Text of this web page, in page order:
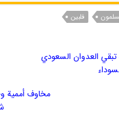
فلبین
تبقي العدوان السعودي
مخاوف أممية